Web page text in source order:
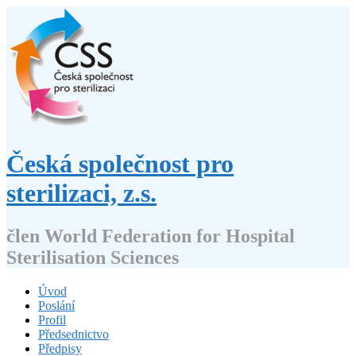
obsahu
webu
Česká společnost pro
sterilizaci, z.s.
člen World Federation for Hospital
Sterilisation Sciences
Úvod
Poslání
Profil
Předsednictvo
Předpisy